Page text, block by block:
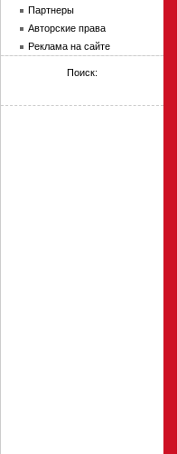
Партнеры
Авторские права
Реклама на сайте
Поиск: